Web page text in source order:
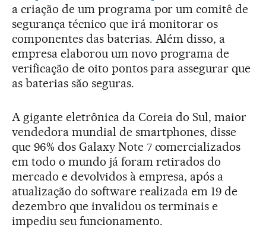
a criação de um programa por um comitê de
segurança técnico que irá monitorar os
componentes das baterias. Além disso, a
empresa elaborou um novo programa de
verificação de oito pontos para assegurar que
as baterias são seguras.
A gigante eletrônica da Coreia do Sul, maior
vendedora mundial de smartphones, disse
que 96% dos Galaxy Note 7 comercializados
em todo o mundo já foram retirados do
mercado e devolvidos à empresa, após a
atualização do software realizada em 19 de
dezembro que invalidou os terminais e
impediu seu funcionamento.